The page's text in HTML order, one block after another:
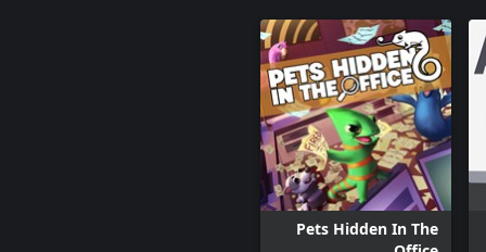
Pets Hidden In The